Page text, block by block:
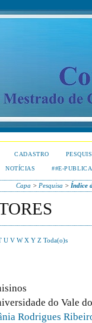
CADASTRO
NOTÍCIAS ##E-
Capa > Pesquisa > Índice
U V W X Y Z Toda(o)s
do Vale
Rodrigues